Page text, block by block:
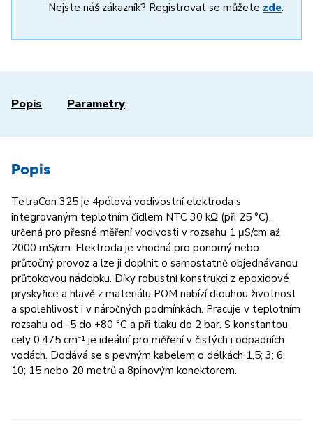
Nejste náš zákazník? Registrovat se můžete zde.
Popis Parametry
Popis
TetraCon 325 je 4pólová vodivostní elektroda s
integrovaným teplotním čidlem NTC 30 kΩ (při 25 °C),
určená pro přesné měření vodivosti v rozsahu 1 μS/cm až
2000 mS/cm. Elektroda je vhodná pro ponorný nebo
průtočný provoz a lze ji doplnit o samostatně objednávanou
průtokovou nádobku. Díky robustní konstrukci z epoxidové
pryskyřice a hlavě z materiálu POM nabízí dlouhou životnost
a spolehlivost i v náročných podmínkách. Pracuje v teplotním
rozsahu od -5 do +80 °C a při tlaku do 2 bar. S konstantou
cely 0,475 cm⁻¹ je ideální pro měření v čistých i odpadních
vodách. Dodává se s pevným kabelem o délkách 1,5; 3; 6;
10; 15 nebo 20 metrů a 8pinovým konektorem.